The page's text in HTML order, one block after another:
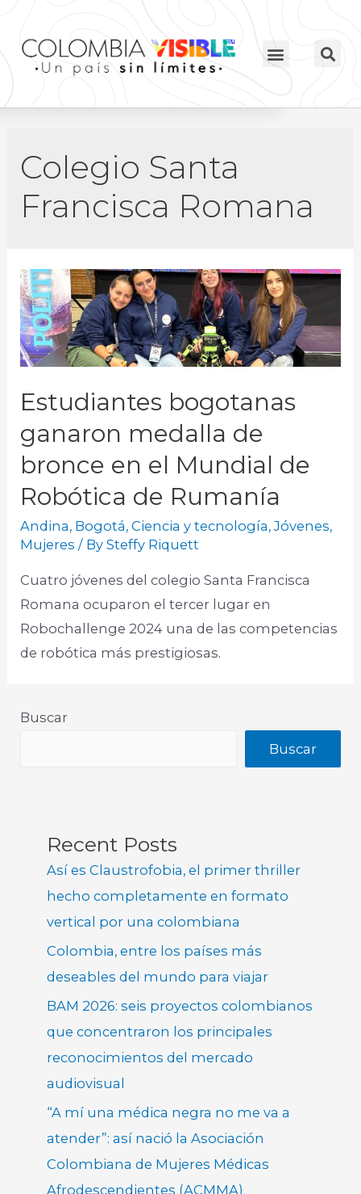
Colegio Santa
Francisca Romana
Estudiantes bogotanas
ganaron medalla de
bronce en el Mundial de
Robótica de Rumanía
Andina, Bogotá,Ciencia y tecnología,Jóvenes,
Mujeres / BySteffy Riquett
Cuatro jóvenes del colegio Santa Francisca
Romana ocuparon el tercer lugar en
Robochallenge 2024 una de las competencias
de robótica más prestigiosas.
Buscar
Buscar
Recent Posts
Así es Claustrofobia, el primer thriller
hecho completamente en formato
vertical por una colombiana
Colombia, entre los países más
deseables del mundo para viajar
BAM 2026: seis proyectos colombianos
que concentraron los principales
reconocimientos del mercado
audiovisual
“A mí una médica negra no me va a
atender”: así nació la Asociación
Colombiana de Mujeres Médicas
Afrodescendientes (ACMMA)